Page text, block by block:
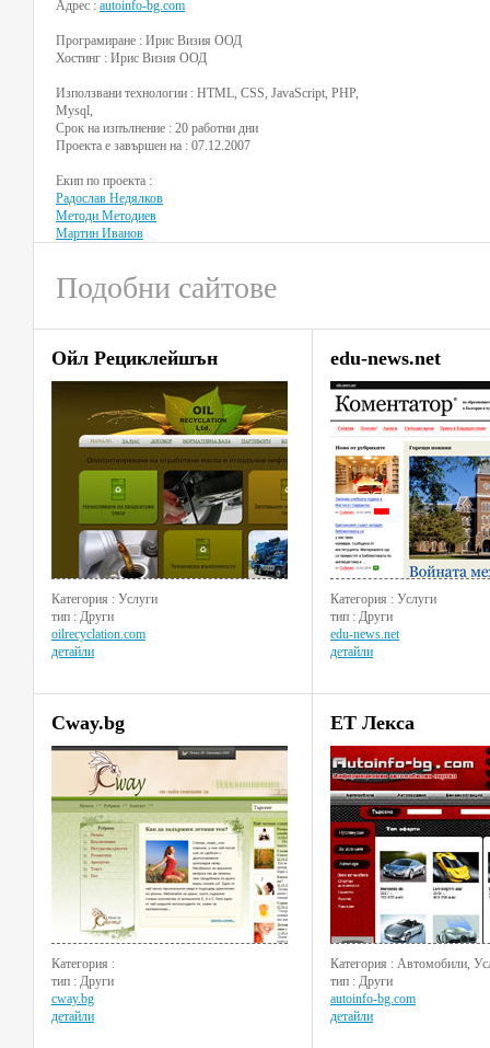
Адрес : autoinfo-bg.com
Програмиране : Ирис Визия ООД
Хостинг : Ирис Визия ООД
Използвани технологии : HTML, CSS, JavaScript, PHP,
Mysql,
Срок на изпълнение : 20 работни дни
Проекта е завършен на : 07.12.2007
Екип по проекта :
Радослав Недялков
Методи Методиев
Мартин Иванов
Подобни сайтове
Ойл Рециклейшън
Категория : Услуги
тип : Други
oilrecyclation.com
детайли
edu-news.net
Категория : Услуги
тип : Други
edu-news.net
детайли
Cway.bg
Категория :
тип : Други
cway.bg
детайли
ЕТ Лекса
Категория : Автомобили,
тип : Други
autoinfo-bg.com
детайли